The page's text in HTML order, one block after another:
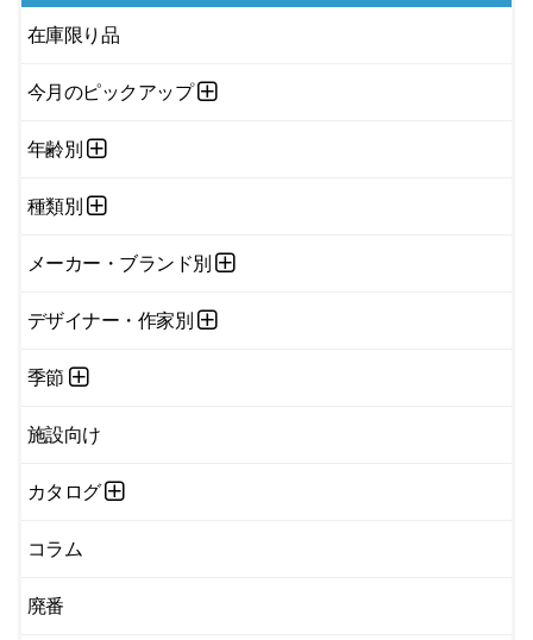
在庫限り品
今月のピックアップ
年齢別
種類別
メーカー・ブランド別
デザイナー・作家別
季節
施設向け
カタログ
コラム
廃番